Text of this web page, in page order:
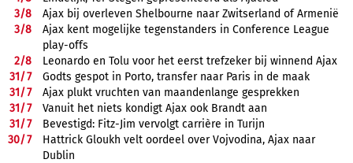
3/8
Ajax bij overleven Shelbourne naar Zwitserland of Armenië
3/8
Ajax kent mogelijke tegenstanders in Conference League
play-offs
2/8
Leonardo en Tolu voor het eerst trefzeker bij winnend Ajax
31/7
Godts gespot in Porto, transfer naar Paris in de maak
31/7
Ajax plukt vruchten van maandenlange gesprekken
31/7
Vanuit het niets kondigt Ajax ook Brandt aan
31/7
Bevestigd: Fitz-Jim vervolgt carrière in Turijn
30/7
Hattrick Gloukh velt oordeel over Vojvodina, Ajax naar
Dublin